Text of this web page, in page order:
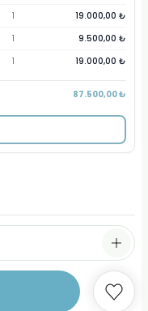
1
19.000,00 ₺
1
9.500,00 ₺
1 19.000,00 ₺
87.500,00 ₺